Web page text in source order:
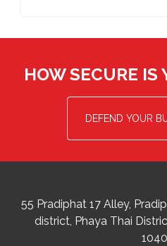
HOW SECURE IS
DEFEND YOUR
55 Pradiphat 17 Alley,
district Phaya Thai